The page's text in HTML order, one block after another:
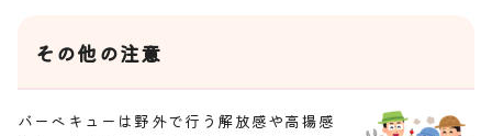
その他の注意
バーベキューは野外で行う解放感や高揚感